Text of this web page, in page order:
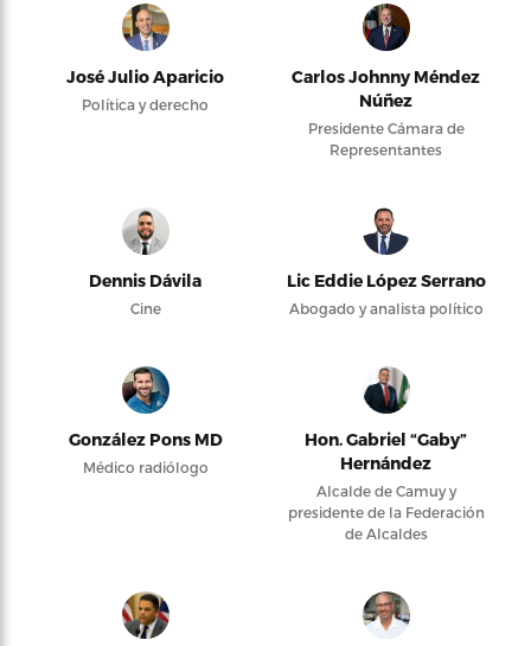
José Julio Aparicio
Política y derecho
Carlos Johnny Méndez
Núñez
Presidente Cámara de
Representantes
Dennis Dávila
Cine
Lic Eddie López Serrano
Abogado y analista político
González Pons MD
Médico radiólogo
Hon. Gabriel “Gaby”
Hernández
Alcalde de Camuy y
presidente de la Federación
de Alcaldes